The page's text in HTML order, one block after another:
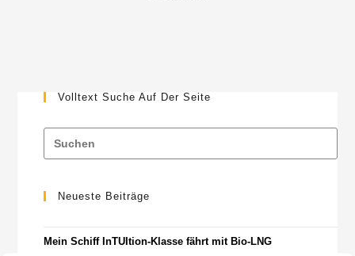
Volltext Suche Auf Der Seite
Neueste Beiträge
Mein Schiff InTUItion-Klasse fährt mit Bio-LNG